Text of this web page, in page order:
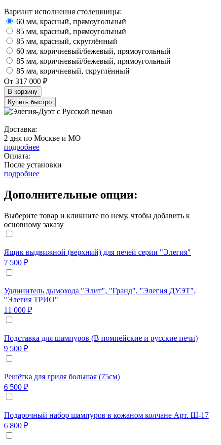
Вариант исполнения столешницы:
60 мм, красный, прямоугольный
85 мм, красный, прямоугольный
85 мм, красный, скруглённый
60 мм, коричневый/бежевый, прямоугольный
85 мм, коричневый/бежевый, прямоугольный
85 мм, коричневый, скруглённый
От 317 000 ₽
В корзину
Купить быстро
Доставка:
2 дня по Москве и МО
подробнее
Оплата:
После установки
подробнее
Дополнительные опции:
Выберите товар и кликните по нему, чтобы добавить к
основному заказу
Ящик выдвижной (верхний) для печей серии "Элегия"
7 500 ₽
Удлинитель дымохода "Элит", "Гранд", "Элегия ДУЭТ",
"Элегия ТРИО"
11 000 ₽
Подставка для шампуров (В помпейские и русские печи)
9 500 ₽
Решётка для гриля большая (75см)
6 500 ₽
Подарочный набор шампуров в кожаном колчане Арт. Ш-17
6 800 ₽